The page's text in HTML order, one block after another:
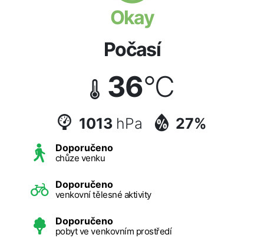
Okay
Počasí
36°C
1013 hPa 27%
Doporučeno
chůze venku
Doporučeno
venkovní tělesné aktivity
Doporučeno
pobyt ve venkovním prostředí